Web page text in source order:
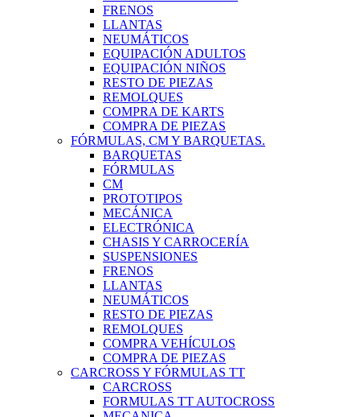
FRENOS
LLANTAS
NEUMÁTICOS
EQUIPACIÓN ADULTOS
EQUIPACIÓN NIÑOS
RESTO DE PIEZAS
REMOLQUES
COMPRA DE KARTS
COMPRA DE PIEZAS
FÓRMULAS, CM Y BARQUETAS.
BARQUETAS
FÓRMULAS
CM
PROTOTIPOS
MECÁNICA
ELECTRÓNICA
CHASIS Y CARROCERÍA
SUSPENSIONES
FRENOS
LLANTAS
NEUMÁTICOS
RESTO DE PIEZAS
REMOLQUES
COMPRA VEHÍCULOS
COMPRA DE PIEZAS
CARCROSS Y FÓRMULAS TT
CARCROSS
FORMULAS TT AUTOCROSS